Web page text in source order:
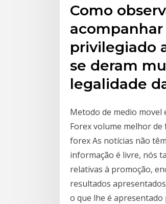
Como
privilegiado
se deram
legalidade
Metodo de medio movel
Forex volume melhor
forex As notícias não
informação é livre, nós
relativas à promoção,
resultados
o que lhe é